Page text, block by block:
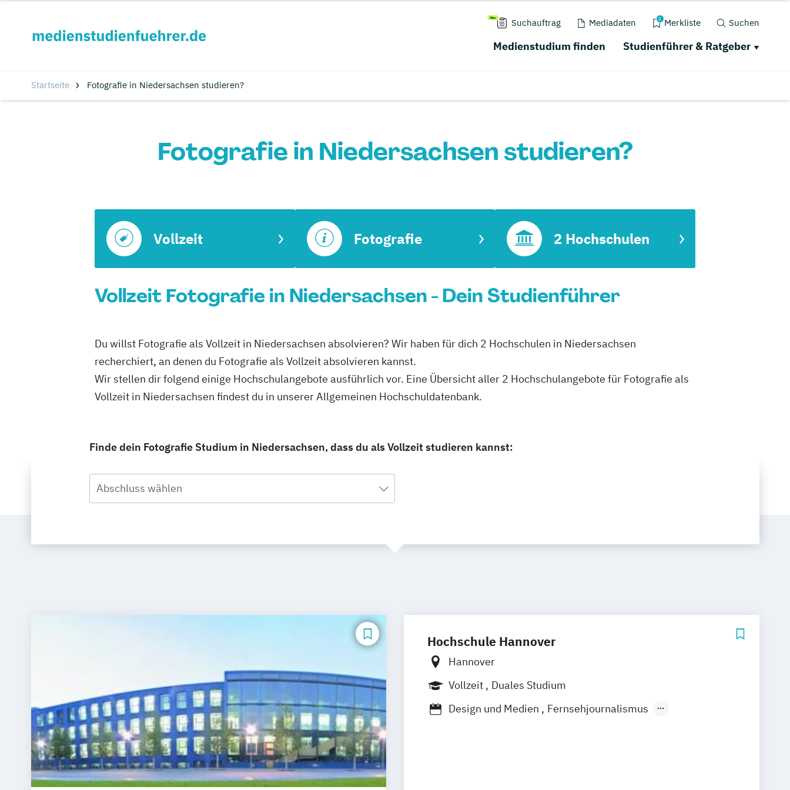
Suchauftrag Mediadaten 0 Merkliste Suchen
Medienstudium finden Studienführer & Ratgeber
Startseite Fotografie in Niedersachsen studieren?
Fotografie in Niedersachsen studieren?
Vollzeit Fotografie 2 Hochschulen
Vollzeit Fotografie in Niedersachsen - Dein Studienführer
Du willst Fotografie als Vollzeit in Niedersachsen absolvieren? Wir haben für dich 2 Hochschulen in Niedersachsen
recherchiert, an denen du Fotografie als Vollzeit absolvieren kannst.
Wir stellen dir folgend einige Hochschulangebote ausführlich vor. Eine Übersicht aller 2 Hochschulangebote für Fotografie als
Vollzeit in Niedersachsen findest du in unserer Allgemeinen Hochschuldatenbank.
Finde dein Fotografie Studium in Niedersachsen, dass du als Vollzeit studieren kannst:
Abschluss wählen
Hochschule Hannover
Hannover
Vollzeit
Duales Studium
Design und Medien
Fernsehjournalismus